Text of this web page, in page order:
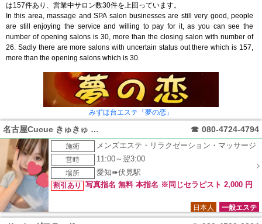
は157件あり、営業中サロン数30件を上回っています。
In this area, massage and SPA salon businesses are still very good, people
are still enjoying the service and willing to pay for it, as you can see the
number of opening salons is 30, more than the closing salon with number of
26. Sadly there are more salons with uncertain status out there which is 157,
more than the opening salons which is 30.
みずほ台エステ「夢の恋」
名古屋Cucue きゅきゅ 伏見 ☎ 080-4724-4794
施術
メンズエステ・リラクゼーション・マッサージ
営時
11:00～翌3:00
場所
愛知➠伏見駅
割引あり
写真指名 無料 本指名 ※同じセラピスト 2,000 円
一般エステ
日本人